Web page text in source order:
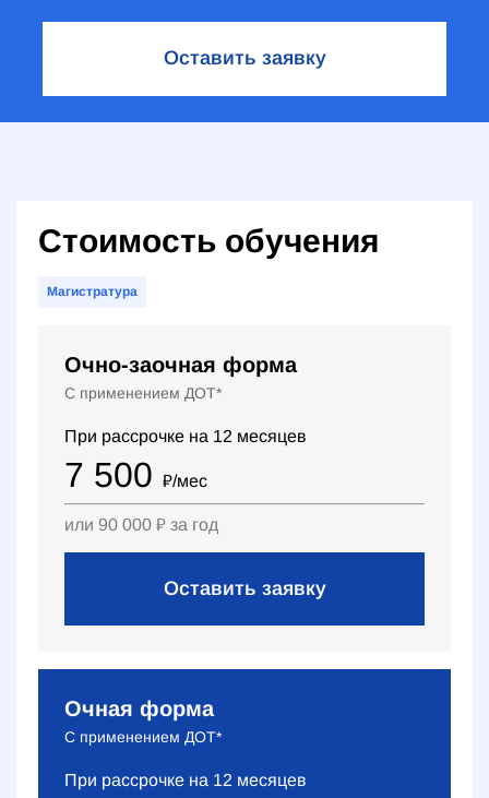
Оставить заявку
Стоимость обучения
Магистратура
Очно-заочная форма
С применением ДОТ*
При рассрочке на 12 месяцев
7 500 ₽/мес
или 90 000 ₽ за год
Оставить заявку
Очная форма
С применением ДОТ*
При рассрочке на 12 месяцев